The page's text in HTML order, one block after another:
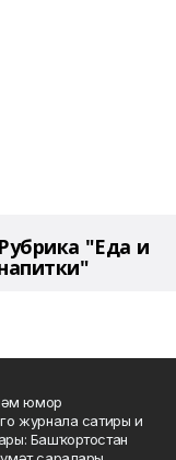
Рубрика "Еда и
юмор
журнала сатиры и
Башҡортостан